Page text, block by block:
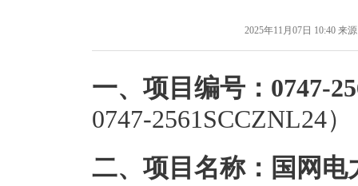
2025年11月07日 10:40 来
一、项目编号：0747-
0747-2561SCCZNL24）
二、项目名称：国网